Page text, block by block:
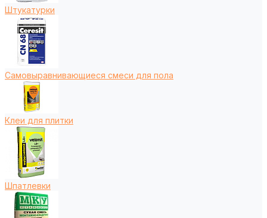
Штукатурки
Самовыравнивающиеся смеси для пола
Клеи для плитки
Шпатлевки